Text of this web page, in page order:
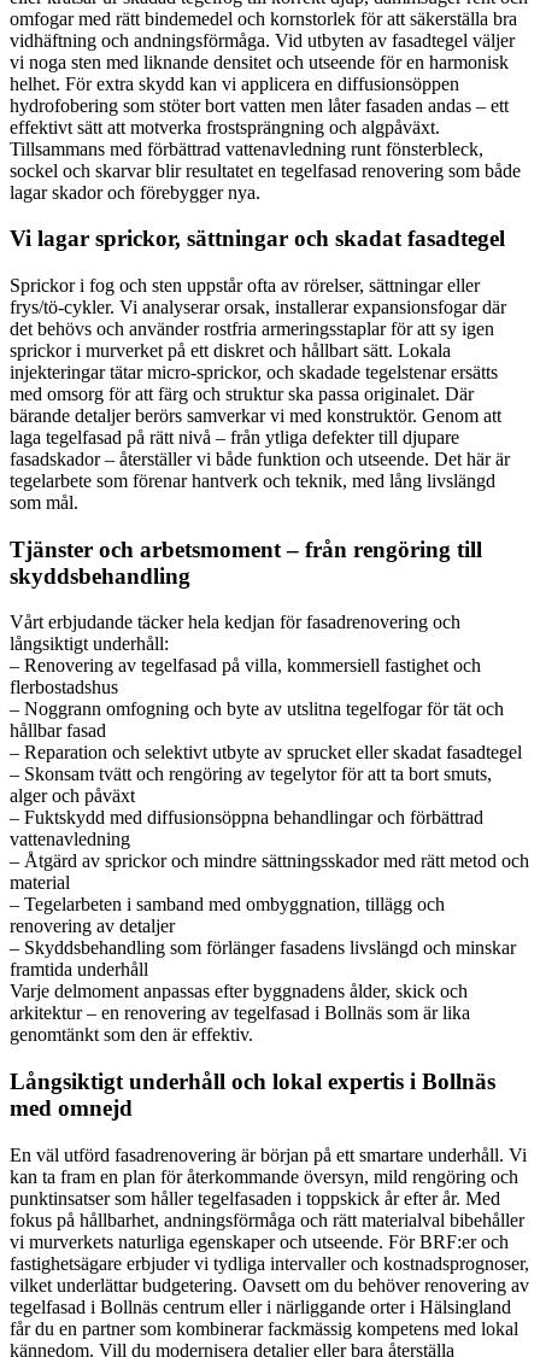
omfogar med rätt bindemedel och kornstorlek för att säkerställa bra
vidhäftning och andningsförmåga. Vid utbyten av fasadtegel väljer
vi noga sten med liknande densitet och utseende för en harmonisk
helhet. För extra skydd kan vi applicera en diffusionsöppen
hydrofobering som stöter bort vatten men låter fasaden andas – ett
effektivt sätt att motverka frostsprängning och algpåväxt.
Tillsammans med förbättrad vattenavledning runt fönsterbleck,
sockel och skarvar blir resultatet en tegelfasad renovering som både
lagar skador och förebygger nya.
Vi lagar sprickor, sättningar och skadat fasadtegel
Sprickor i fog och sten uppstår ofta av rörelser, sättningar eller
frys/tö-cykler. Vi analyserar orsak, installerar expansionsfogar där
det behövs och använder rostfria armeringsstaplar för att sy igen
sprickor i murverket på ett diskret och hållbart sätt. Lokala
injekteringar tätar micro-sprickor, och skadade tegelstenar ersätts
med omsorg för att färg och struktur ska passa originalet. Där
bärande detaljer berörs samverkar vi med konstruktör. Genom att
laga tegelfasad på rätt nivå – från ytliga defekter till djupare
fasadskador – återställer vi både funktion och utseende. Det här är
tegelarbete som förenar hantverk och teknik, med lång livslängd
som mål.
Tjänster och arbetsmoment – från rengöring till
skyddsbehandling
Vårt erbjudande täcker hela kedjan för fasadrenovering och
långsiktigt underhåll:
– Renovering av tegelfasad på villa, kommersiell fastighet och
flerbostadshus
– Noggrann omfogning och byte av utslitna tegelfogar för tät och
hållbar fasad
– Reparation och selektivt utbyte av sprucket eller skadat fasadtegel
– Skonsam tvätt och rengöring av tegelytor för att ta bort smuts,
alger och påväxt
– Fuktskydd med diffusionsöppna behandlingar och förbättrad
vattenavledning
– Åtgärd av sprickor och mindre sättningsskador med rätt metod och
material
– Tegelarbeten i samband med ombyggnation, tillägg och
renovering av detaljer
– Skyddsbehandling som förlänger fasadens livslängd och minskar
framtida underhåll
Varje delmoment anpassas efter byggnadens ålder, skick och
arkitektur – en renovering av tegelfasad i Bollnäs som är lika
genomtänkt som den är effektiv.
Långsiktigt underhåll och lokal expertis i Bollnäs
med omnejd
En väl utförd fasadrenovering är början på ett smartare underhåll. Vi
kan ta fram en plan för återkommande översyn, mild rengöring och
punktinsatser som håller tegelfasaden i toppskick år efter år. Med
fokus på hållbarhet, andningsförmåga och rätt materialval bibehåller
vi murverkets naturliga egenskaper och utseende. För BRF:er och
fastighetsägare erbjuder vi tydliga intervaller och kostnadsprognoser,
vilket underlättar budgetering. Oavsett om du behöver renovering av
tegelfasad i Bollnäs centrum eller i närliggande orter i Hälsingland
får du en partner som kombinerar fackmässig kompetens med lokal
kännedom. Vill du modernisera detaljer eller bara återställa